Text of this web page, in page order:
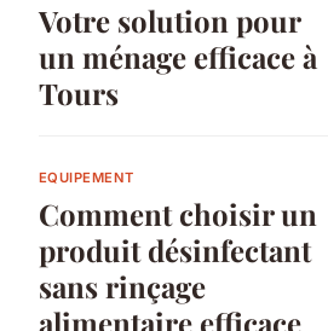
Votre solution pour
un ménage efficace à
Tours
EQUIPEMENT
Comment choisir un
produit désinfectant
sans rinçage
alimentaire efficace